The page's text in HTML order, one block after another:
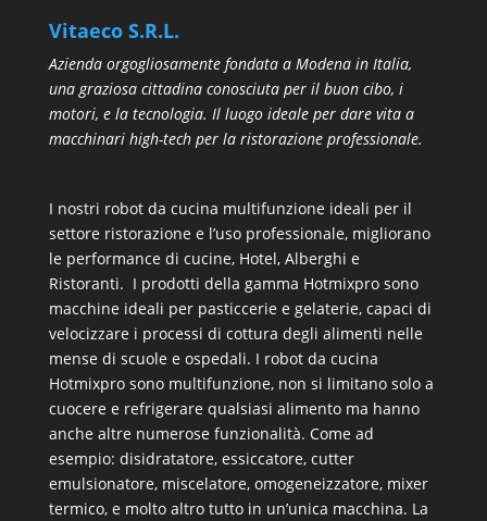
Vitaeco S.R.L.
Azienda orgogliosamente fondata a Modena in Italia,
una graziosa cittadina conosciuta per il buon cibo, i
motori, e la tecnologia. Il luogo ideale per dare vita a
macchinari high-tech per la ristorazione professionale.
I nostri robot da cucina multifunzioneideali per il
settore ristorazione e l’uso professionale, migliorano
le performance di cucine, Hotel, Alberghi e
Ristoranti. I prodotti della gamma Hotmixpro sono
macchine ideali per pasticcerie e gelaterie, capaci di
velocizzare i processi di cottura degli alimenti nelle
mense di scuole e ospedali. I robot da cucina
Hotmixpro sono multifunzione, non si limitano solo a
cuocere e refrigerare qualsiasi alimento ma hanno
anche altre numerose funzionalità. Come ad
esempio: disidratatore, essiccatore, cutter
emulsionatore, miscelatore, omogeneizzatore, mixer
termico, e molto altro tutto in un’unica macchina. La